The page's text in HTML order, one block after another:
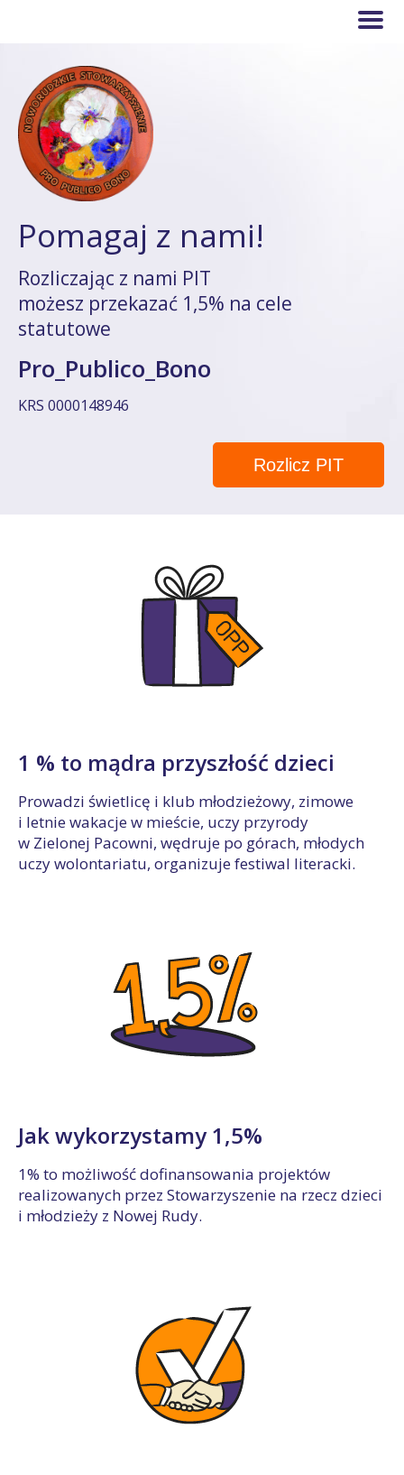
Pomagaj z nami!
Rozliczając z nami PIT
możesz przekazać 1,5% na cele
statutowe
Pro_Publico_Bono
KRS 0000148946
Rozlicz PIT
1 % to mądra przyszłość dzieci
Prowadzi świetlicę i klub młodzieżowy, zimowe
i letnie wakacje w mieście, uczy przyrody
w Zielonej Pacowni, wędruje po górach, młodych
uczy wolontariatu, organizuje festiwal literacki.
Jak wykorzystamy 1,5%
1% to możliwość dofinansowania projektów
realizowanych przez Stowarzyszenie na rzecz dzieci
i młodzieży z Nowej Rudy.